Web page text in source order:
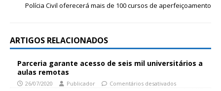
Polícia Civil oferecerá mais de 100 cursos de aperfeiçoamento
ARTIGOS RELACIONADOS
Parceria garante acesso de seis mil universitários a
aulas remotas
26/07/2020 Publicador Comentários desativados